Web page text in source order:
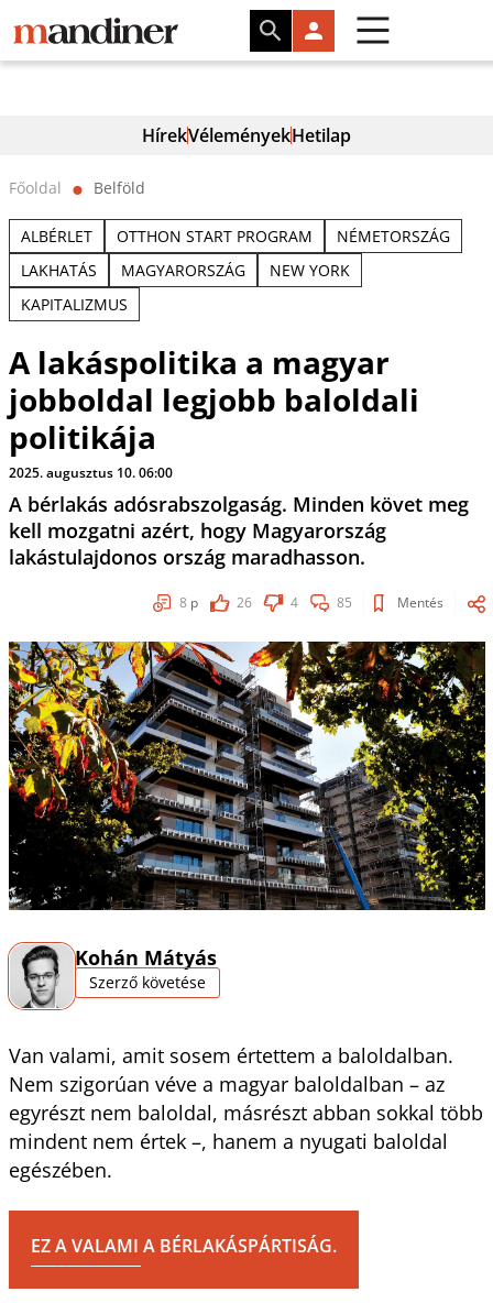
HírekVéleményekHetilap
Főoldal ⬤ Belföld
ALBÉRLET OTTHON START PROGRAM
NÉMETORSZÁG
LAKHATÁS
MAGYARORSZÁG
NEW YORK
KAPITALIZMUS
A lakáspolitika a magyar
jobboldal legjobb baloldali
politikája
2025. augusztus 10. 06:00
A bérlakás adósrabszolgaság. Minden követ meg
kell mozgatni azért, hogy Magyarország
lakástulajdonos ország maradhasson.
8 p 26 4 85 Mentés
Kohán Mátyás
Szerző követése
Van valami, amit sosem értettem a baloldalban.
Nem szigorúan véve a magyar baloldalban – az
egyrészt nem baloldal, másrészt abban sokkal több
mindent nem értek –, hanem a nyugati baloldal
egészében.
EZ A VALAMI A BÉRLAKÁSPÁRTISÁG.